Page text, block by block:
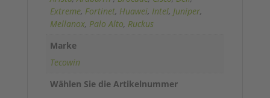
Extreme, Fortinet, Huawei, Intel, Juniper,
Mellanox, Palo Alto, Ruckus
Marke
Tecowin
Wählen Sie die Artikelnummer